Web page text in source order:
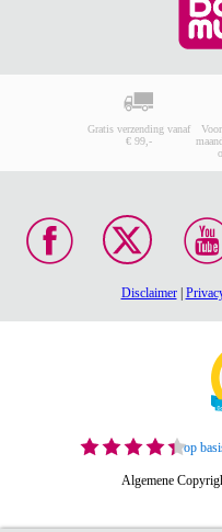
Gratis verzending vanaf
€ 99,-
Disclaimer|
op
Algemene